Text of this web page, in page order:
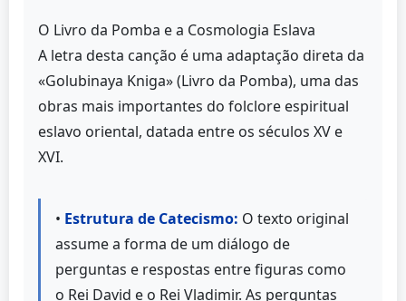
O Livro da Pomba e a Cosmologia Eslava
A letra desta canção é uma adaptação direta da
«Golubinaya Kniga» (Livro da Pomba), uma das
obras mais importantes do folclore espiritual
eslavo oriental, datada entre os séculos XV e
XVI.
• Estrutura de Catecismo: O texto original
assume a forma de um diálogo de
perguntas e respostas entre figuras como
o Rei David e o Rei Vladimir. As perguntas